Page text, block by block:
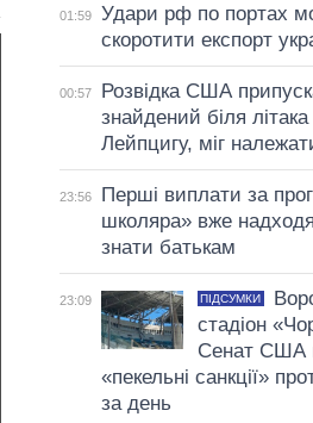
01:59
Удари рф по портах
скоротити експорт
00:57
Розвідка США
знайдений біля
Лейпцигу, міг
23:56
Перші виплати за
школяра» вже
знати батькам
23:09 ПІДСУМКИ
стадіон
Сенат США
«пекельні санкції»
за день